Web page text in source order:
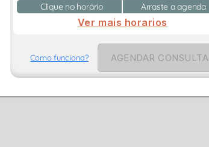
Clique no horário Arraste a agenda
Ver mais horarios
Como funciona? AGENDAR CONSULTA